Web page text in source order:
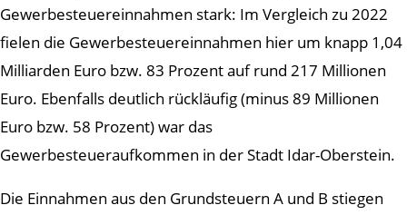
Gewerbesteuereinnahmen stark: Im Vergleich zu 2022
fielen die Gewerbesteuereinnahmen hier um knapp 1,04
Milliarden Euro bzw. 83 Prozent auf rund 217 Millionen
Euro. Ebenfalls deutlich rückläufig (minus 89 Millionen
Euro bzw. 58 Prozent) war das
Gewerbesteueraufkommen in der Stadt Idar-Oberstein.
Die Einnahmen aus den Grundsteuern A und B stiegen